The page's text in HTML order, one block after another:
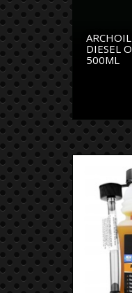
DIESEL
500ML